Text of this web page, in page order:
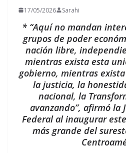
17/05/2026 Sarahi
* “Aquí no mandan
grupos de poder
nación libre,
mientras exista esta
gobierno, mientras
la justicia, la
nacional, la
avanzando”, afirmó la
Federal al inaugurar
más grande del